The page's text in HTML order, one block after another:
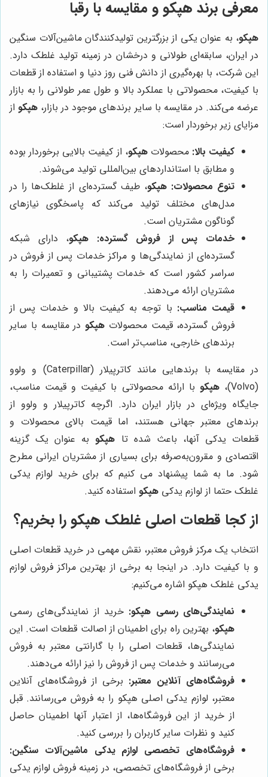
معرفی برند هپکو و مقایسه با رقبا
هپکو، به عنوان یکی از بزرگترین تولیدکنندگان ماشین‌آلات سنگین
در ایران، سابقه‌ای طولانی و درخشان در زمینه تولید غلطک دارد.
این شرکت، با بهره‌گیری از دانش فنی روز دنیا و استفاده از قطعات
با کیفیت، محصولاتی با عملکرد بالا و طول عمر طولانی را به بازار
عرضه می‌کند. در مقایسه با سایر برندهای موجود در بازار، هپکواز
مزایای زیر برخوردار است:
کیفیت بالا: محصولاتهپکو، از کیفیت بالایی برخوردار بوده
و مطابق با استانداردهای بین‌المللی تولید می‌شوند.
تنوع محصولات: هپکو، طیف گسترده‌ای از غلطک‌ها را در
مدل‌های مختلف تولید می‌کند که پاسخگوی نیازهای
گوناگون مشتریان است.
خدمات پس از فروش گسترده: هپکو، دارای شبکه
گسترده‌ای از نمایندگی‌ها و مراکز خدمات پس از فروش در
سراسر کشور است که خدمات پشتیبانی و تعمیرات را به
مشتریان ارائه می‌دهند.
قیمت مناسب: با توجه به کیفیت بالا و خدمات پس از
فروش گسترده، قیمت محصولات هپکو در مقایسه با سایر
برندهای خارجی، مناسب‌تر است.
در مقایسه با برندهایی مانند کاترپیلار (Caterpillar) و ولوو
(Volvo)،
هپکو با ارائه محصولاتی با کیفیت و قیمت مناسب،
جایگاه ویژه‌ای در بازار ایران دارد. اگرچه کاترپیلار و ولوو از
برندهای معتبر جهانی هستند، اما قیمت بالای محصولات و
قطعات یدکی آنها، باعث شده تا هپکوبه عنوان یک گزینه
اقتصادی و مقرون‌به‌صرفه برای بسیاری از مشتریان ایرانی مطرح
شود. ما به شما پیشنهاد می کنیم که برای خرید لوازم یدکی
غلطک حتما از لوازم یدکی هپکو استفاده کنید.
از کجا قطعات اصلی غلطک هپکو را بخریم؟
انتخاب یک مرکز فروش معتبر، نقش مهمی در خرید قطعات اصلی
و با کیفیت دارد. در اینجا به برخی از بهترین مراکز فروش لوازم
یدکی غلطک هپکو اشاره می‌کنیم:
نمایندگی‌های رسمی هپکو: خرید از نمایندگی‌های رسمی
هپکو، بهترین راه برای اطمینان از اصالت قطعات است. این
نمایندگی‌ها، قطعات اصلی را با گارانتی معتبر به فروش
می‌رسانند و خدمات پس از فروش را نیز ارائه می‌دهند.
فروشگاه‌های آنلاین معتبر: برخی از فروشگاه‌های آنلاین
معتبر، لوازم یدکی اصلی هپکو را به فروش می‌رسانند. قبل
از خرید از این فروشگاه‌ها، از اعتبار آنها اطمینان حاصل
کنید و نظرات سایر کاربران را بررسی کنید.
فروشگاه‌های تخصصی لوازم یدکی ماشین‌آلات سنگین:
برخی از فروشگاه‌های تخصصی، در زمینه فروش لوازم یدکی